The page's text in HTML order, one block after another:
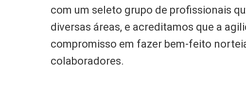
com um seleto grupo de profissionais
diversas áreas, e acreditamos que a
compromisso em fazer bem-feito
colaboradores.